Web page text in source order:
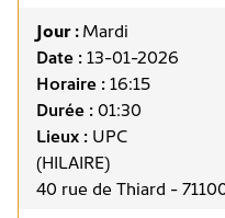
Jour :Mardi
Date :13-01-2026
Horaire :16:15
Durée :01:30
Lieux : UPC
(HILAIRE)
40 rue de Thiard -